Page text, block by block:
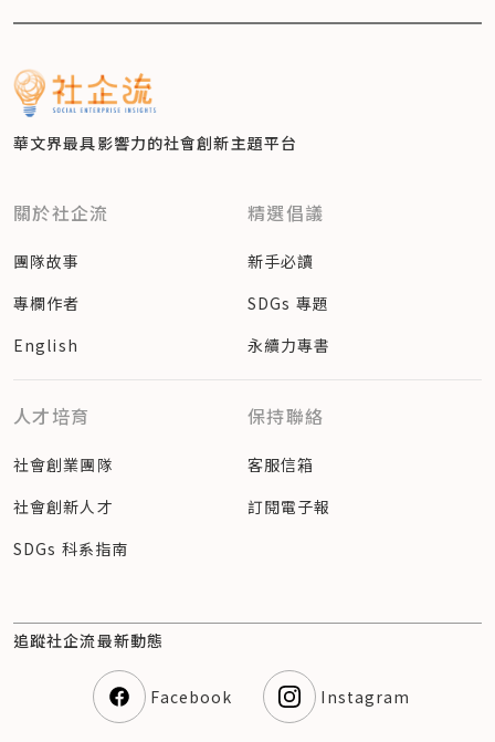
華文界最具影響力的社會創新主題平台
關於社企流
團隊故事
專欄作者
English
精選倡議
新手必讀
SDGs 專題
永續力專書
人才培育
社會創業團隊
社會創新人才
SDGs 科系指南
保持聯絡
客服信箱
訂閱電子報
追蹤社企流最新動態
Facebook Instagram